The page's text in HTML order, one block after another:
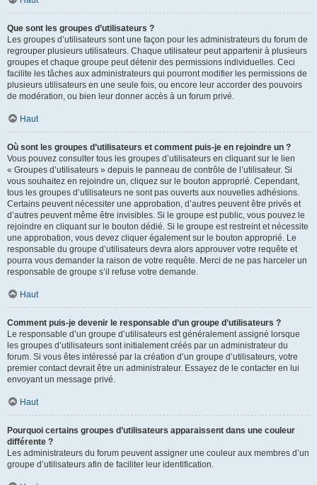
Que sont les groupes d’utilisateurs ?
Les groupes d’utilisateurs sont une façon pour les administrateurs du forum de
regrouper plusieurs utilisateurs. Chaque utilisateur peut appartenir à plusieurs
groupes et chaque groupe peut détenir des permissions individuelles. Ceci
facilite les tâches aux administrateurs qui pourront modifier les permissions de
plusieurs utilisateurs en une seule fois, ou encore leur accorder des pouvoirs
de modération, ou bien leur donner accès à un forum privé.
Haut
Où sont les groupes d’utilisateurs et comment puis-je en rejoindre un ?
Vous pouvez consulter tous les groupes d’utilisateurs en cliquant sur le lien
« Groupes d’utilisateurs » depuis le panneau de contrôle de l’utilisateur. Si
vous souhaitez en rejoindre un, cliquez sur le bouton approprié. Cependant,
tous les groupes d’utilisateurs ne sont pas ouverts aux nouvelles adhésions.
Certains peuvent nécessiter une approbation, d’autres peuvent être privés et
d’autres peuvent même être invisibles. Si le groupe est public, vous pouvez le
rejoindre en cliquant sur le bouton dédié. Si le groupe est restreint et nécessite
une approbation, vous devez cliquer également sur le bouton approprié. Le
responsable du groupe d’utilisateurs devra alors approuver votre requête et
pourra vous demander la raison de votre requête. Merci de ne pas harceler un
responsable de groupe s’il refuse votre demande.
Haut
Comment puis-je devenir le responsable d’un groupe d’utilisateurs ?
Le responsable d’un groupe d’utilisateurs est généralement assigné lorsque
les groupes d’utilisateurs sont initialement créés par un administrateur du
forum. Si vous êtes intéressé par la création d’un groupe d’utilisateurs, votre
premier contact devrait être un administrateur. Essayez de le contacter en lui
envoyant un message privé.
Haut
Pourquoi certains groupes d’utilisateurs apparaissent dans une couleur
différente ?
Les administrateurs du forum peuvent assigner une couleur aux membres d’un
groupe d’utilisateurs afin de faciliter leur identification.